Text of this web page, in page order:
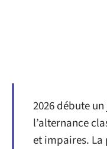
2026 débute
l’alternance
et impaires. La